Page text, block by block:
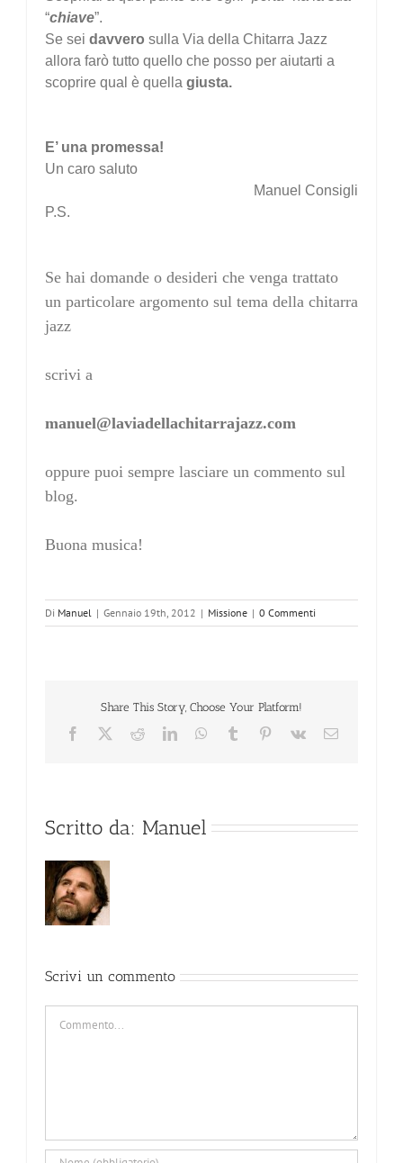
“chiave”.
Se sei davvero sulla Via della Chitarra Jazz
allora farò tutto quello che posso per aiutarti a
scoprire qual è quella giusta.
E’ una promessa!
Un caro saluto
Manuel Consigli
P.S.
Se hai domande o desideri che venga trattato
un particolare argomento sul tema della chitarra
jazz
scrivi a
manuel@laviadellachitarrajazz.com
oppure puoi sempre lasciare un commento sul
blog.
Buona musica!
Di Manuel | Gennaio 19th, 2012 | Missione | 0 Commenti
Share This Story, Choose Your Platform!
Facebook RedditLinkedInWhatsApp
Tumblr Pinterest
Vk Email
Scritto da: Manuel
Scrivi un commento